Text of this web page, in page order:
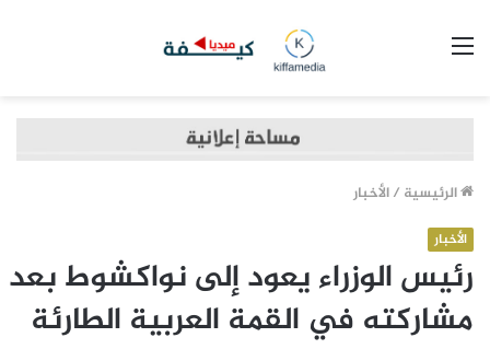
الرئيسية /الأخبار
الأخبار
رئيس الوزراء يعود إلى نواكشوط بعد
مشاركته في القمة العربية الطارئة